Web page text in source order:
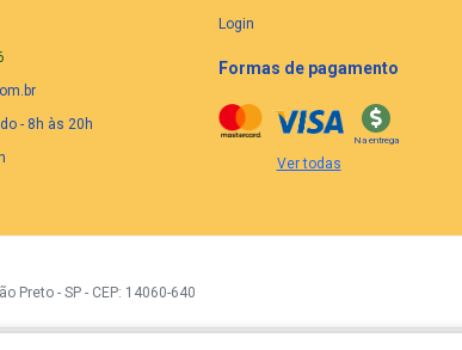
- 8h às 20h
Login
Formas de pagamento
Na entrega
Ver todas
Preto - SP - CEP: 14060-640